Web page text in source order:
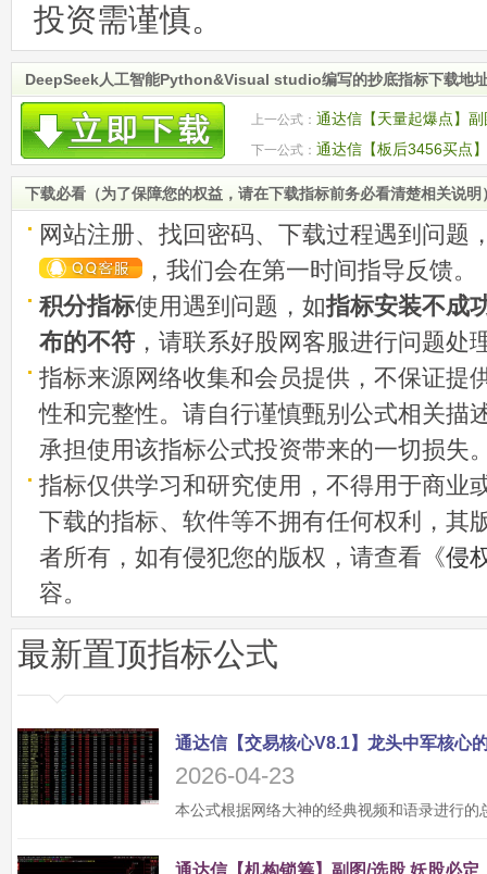
投资需谨慎。
DeepSeek人工智能Python&Visual studio编写的抄底指标下载地
上一公式： 通达信【天量起爆点】
码无未来
下一公式： 通达信【板后3456买点
码
下载必看（为了保障您的权益，请在下载指标前务必看清楚相关说明
网站注册、找回密码、下载过程遇到问题
，我们会在第一时间指导反馈。
积分指标使用遇到问题，如指标安装不成
布的不符 ，请联系好股网客服进行问题处
指标来源网络收集和会员提供，不保证提
性和完整性。请自行谨慎甄别公式相关描
承担使用该指标公式投资带来的一切损失
指标仅供学习和研究使用，不得用于商业
下载的指标、软件等不拥有任何权利，其
者所有，如有侵犯您的版权，请查看《侵
容。
最新置顶指标公式
2026-04-23